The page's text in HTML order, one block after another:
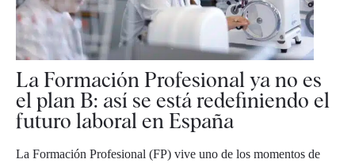
La Formación Profesional ya no es
el plan B: así se está redefiniendo el
futuro laboral en España
La Formación Profesional (FP) vive uno de los momentos de